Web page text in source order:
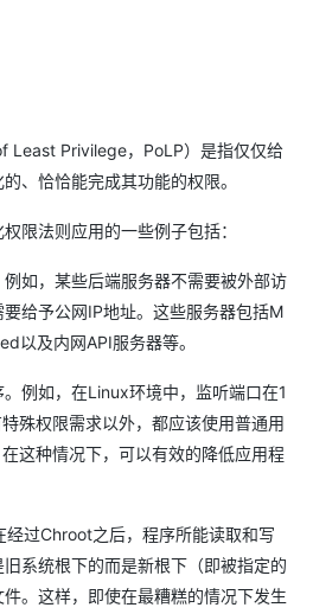
Least Privilege，PoLP）是指仅仅给
、恰恰能完成其功能的权限。
限法则应用的一些例子包括：
如，某些后端服务器不需要被外部访
给予公网IP地址。这些服务器包括M
以及内网API服务器等。
例如，在Linux环境中，监听端口在1
殊权限需求以外，都应该使用普通用
这种情况下，可以有效的降低应用程
过Chroot之后，程序所能读取和写
系统根下的而是新根下（即被指定的
。这样，即使在最糟糕的情况下发生